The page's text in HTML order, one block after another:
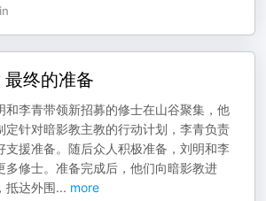
终的准备
和李青带领新招募的修士在山谷聚集，他
定针对暗影教主教的行动计划，李青负责
支援准备。随后众人积极准备，刘明和李
多修士。准备完成后，他们向暗影教进
抵达外围... more